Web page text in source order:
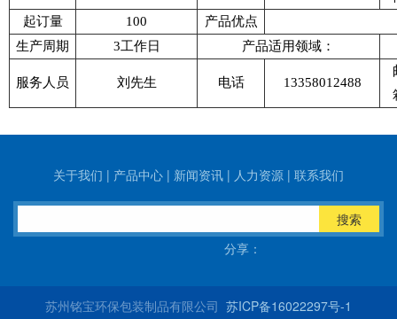
起订量
100
产品优点
生产周期
3工作日 产品适用领域：
服务人员 刘先生 电话 13358012488
关于我们 | 产品中心 | 新闻资讯 | 人力资源 | 联系我们
搜索
分享：
苏州铭宝环保包装制品有限公司 苏ICP备16022297号-1